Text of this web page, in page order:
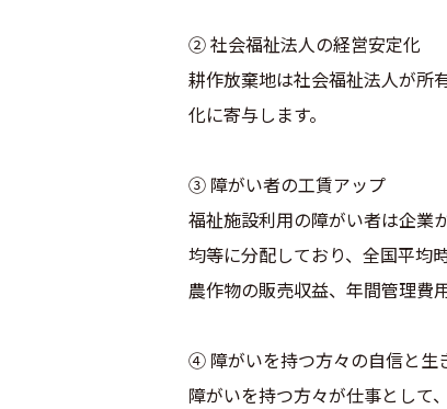
② 社会福祉法人の経営安定化
耕作放棄地は社会福祉法人が所
化に寄与します。
③ 障がい者の工賃アップ
福祉施設利用の障がい者は企業
均等に分配しており、全国平均
農作物の販売収益、年間管理費
④ 障がいを持つ方々の自信と生
障がいを持つ方々が仕事として